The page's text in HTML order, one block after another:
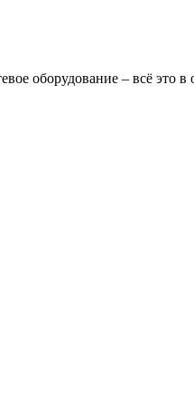
оборудование – всё это в